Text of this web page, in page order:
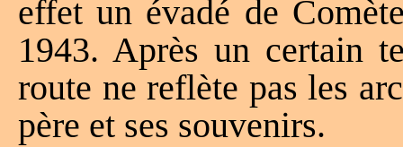
effet un évadé de
1943. Après un certain
route ne reflète pas les
père et ses souvenirs.